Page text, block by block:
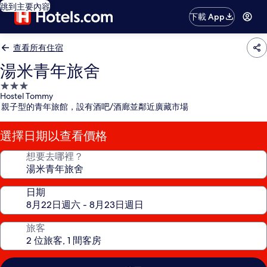
跳到主要內容
下載 App
查看所有住宿
湯米青年旅舍
3.0
星
級
住
宿
Hostel Tommy
親子型的青年旅館，設有酒吧/酒廊並鄰近廣藏市場
選擇日期以查看價格
想要去哪裡？
日期
旅客